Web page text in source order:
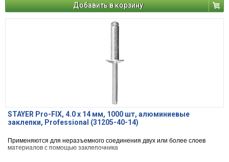
Добавить в корзину
STAYER Pro-FIX, 4.0 х 14 мм, 1000 шт, алюминиевые
заклепки, Professional (31205-40-14)
Применяются для неразъемного соединения двух или более слоев
материалов с помощью заклепочника